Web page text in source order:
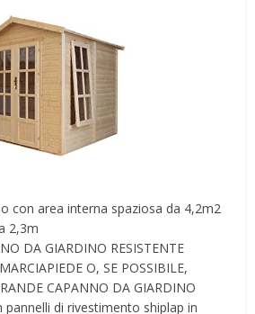
con area interna spaziosa da 4,2m2
2,3m
DA GIARDINO RESISTENTE
O, SE POSSIBILE,
CAPANNO DA GIARDINO
pannelli di rivestimento shiplap in